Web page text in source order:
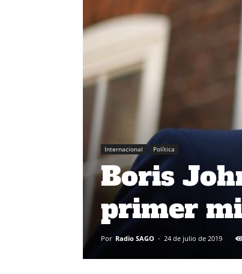
Internacional Política
Boris
primer
Por Radio SAGO - 24 de julio de 2019